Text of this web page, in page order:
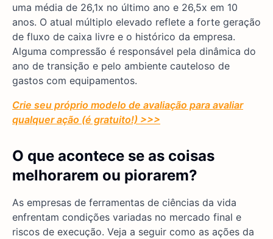
uma média de 26,1x no último ano e 26,5x em 10
anos. O atual múltiplo elevado reflete a forte geração
de fluxo de caixa livre e o histórico da empresa.
Alguma compressão é responsável pela dinâmica do
ano de transição e pelo ambiente cauteloso de
gastos com equipamentos.
Crie seu próprio modelo de avaliação para avaliar
qualquer ação (é gratuito!) >>>
O que acontece se as coisas
melhorarem ou piorarem?
As empresas de ferramentas de ciências da vida
enfrentam condições variadas no mercado final e
riscos de execução. Veja a seguir como as ações da